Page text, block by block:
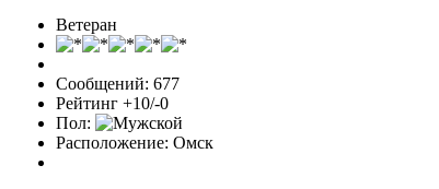
Ветеран
Сообщений: 677
Рейтинг +10/-0
Пол:
Расположение: Омск